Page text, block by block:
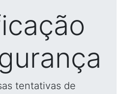
tentativas de